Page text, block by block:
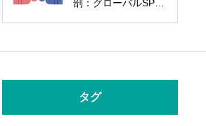
剖：グローバルSPA
タグ